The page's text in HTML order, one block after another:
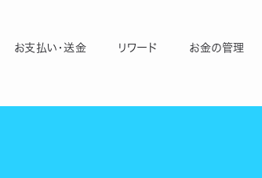
お支払い・送金 リワード お金の管理